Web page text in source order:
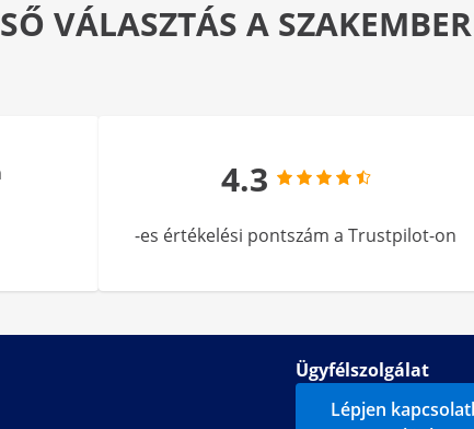
VÁLASZTÁS A
4.3
-es értékelési pontszám a Trustpilot-on
Ügyfélszolgálat
Lépjen